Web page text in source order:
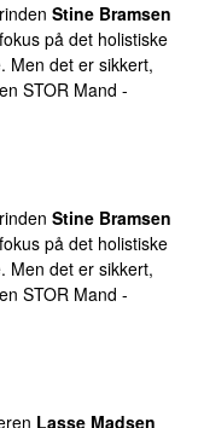
Stine Bramsen
på det holistiske
Men det er sikkert,
STOR Mand -
Stine Bramsen
på det holistiske
Men det er sikkert,
STOR Mand -
Lasse Madsen